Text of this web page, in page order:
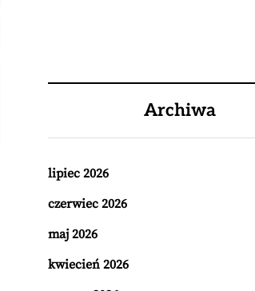
Archiwa
lipiec 2026
czerwiec 2026
maj 2026
kwiecień 2026